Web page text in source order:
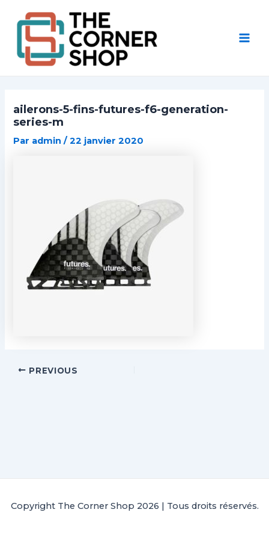
contenu
ailerons-5-fins-futures-f6-generation-
series-m
Par admin/22 janvier 2020
navigation
PREVIOUS
Copyright The Corner Shop 2026 | Tous droits réservés.